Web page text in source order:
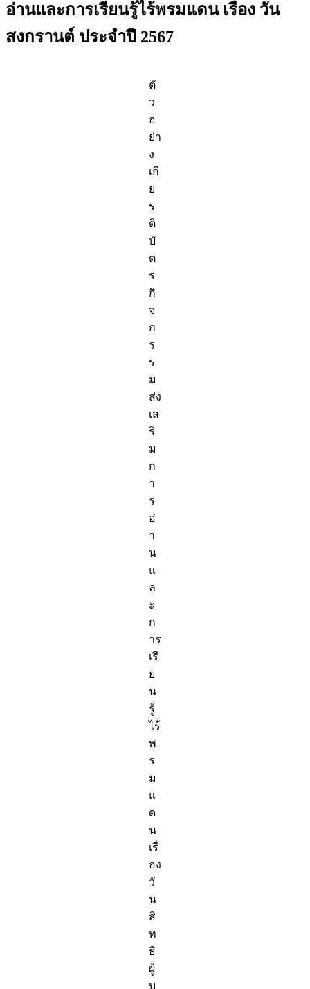
อ่านและการเรียนรู้ไร้พรมแดน เรื่อง วัน
สงกรานต์ ประจำปี 2567
ตั
ว
อ
ย่า
ง
เกี
ย
ร
ติ
บั
ต
ร
กิ
จ
ก
ร
ร
ม
ส่ง
เส
ริ
ม
ก
า
ร
อ่
า
น
แ
ล
ะ
ก
าร
เรี
ย
น
รู้
ไร้
พ
ร
ม
แ
ด
น
เรื่
อง
วั
น
สิ
ท
ธิ
ผู้
บ